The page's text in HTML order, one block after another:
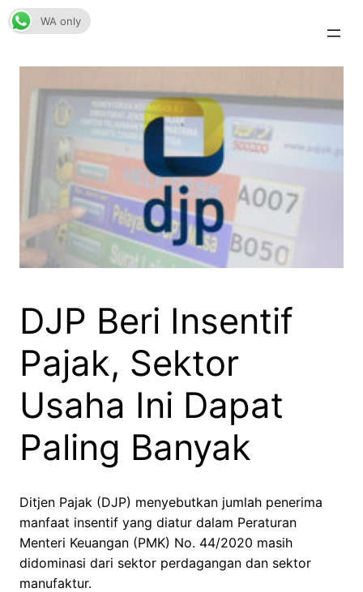
Skip
to
DJP Beri Insentif
Pajak, Sektor
Usaha Ini Dapat
Paling Banyak
Ditjen Pajak (DJP) menyebutkan jumlah penerima
manfaat insentif yang diatur dalam Peraturan
Menteri Keuangan (PMK) No. 44/2020 masih
didominasi dari sektor perdagangan dan sektor
manufaktur.
WA only